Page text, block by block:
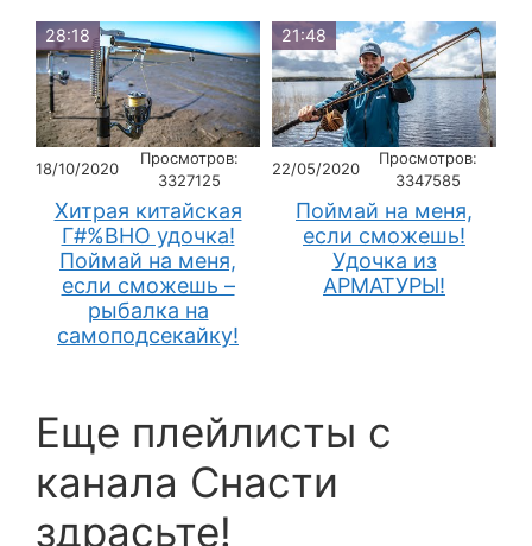
28:18
18/10/2020
Просмотров:
3327125
Хитрая китайская
Г#%ВНО удочка!
Поймай на меня,
если сможешь –
рыбалка на
самоподсекайку!
21:48
22/05/2020
Просмотров:
3347585
Поймай на меня,
если сможешь!
Удочка из
АРМАТУРЫ!
Еще плейлисты c
канала Снасти
здрасьте!